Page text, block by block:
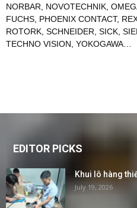
NORBAR
NOVOTECHNIK
FUCHS PHOENIX CONTACT,
ROTORK SCHNEIDER SICK
TECHNO VISION YOKOGAWA
EDITOR PICKS
Khui lô hàng
July 19, 2026